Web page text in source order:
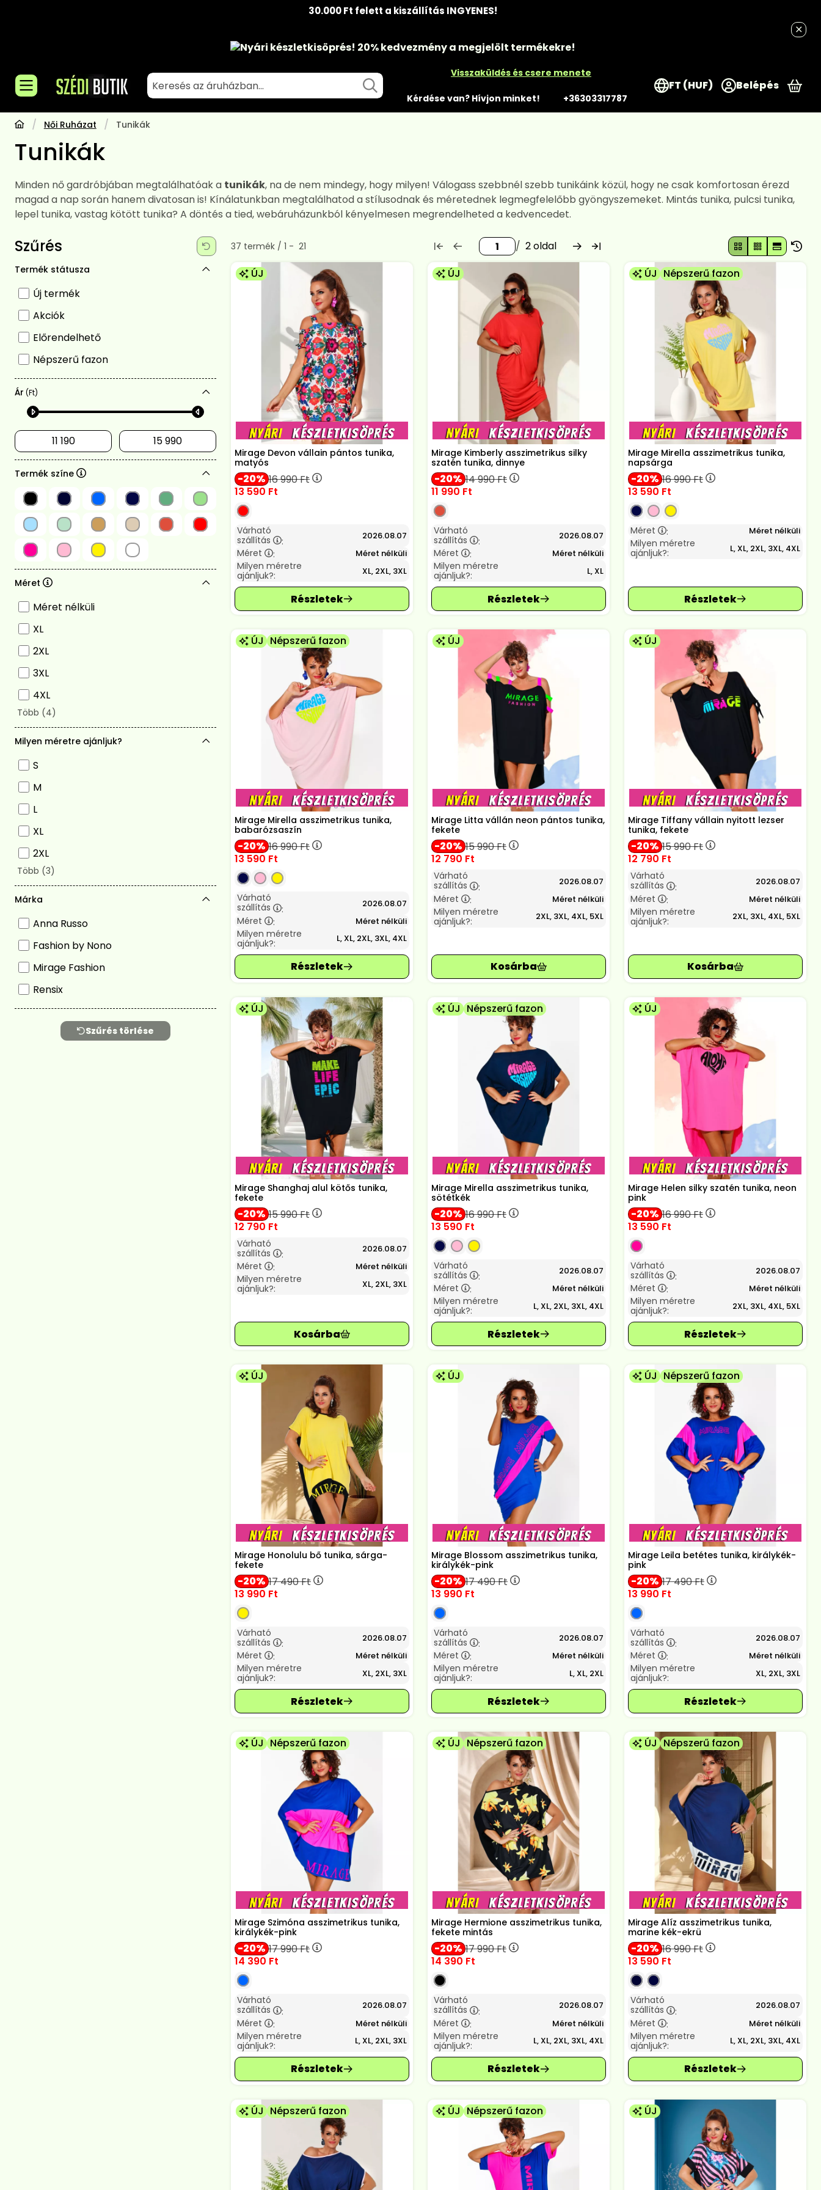
30.000 Ft felett a kiszállítás INGYENES!
Nyári készletkisöprés! 20% kedvezménya megjelölt termékekre!
Visszaküldés és csere menete
Kérdése van? Hívjon minket! +36303317787
FT (HUF) Belépés A
Női Ruházat Tunikák
Tunikák
Minden nő gardróbjában megtalálhatóak a tunikák, na de nem mindegy, hogy milyen! Válogass szebbnél szebb tunikáink közül, hogy ne csak komfortosan érezd
magad a nap során hanem divatosan is! Kínálatunkban megtalálhatod a stílusodnak és méretednek legmegfelelőbb gyöngyszemeket. Mintás tunika, pulcsi tunika,
lepel tunika, vastag kötött tunika? A döntés a tied, webáruházunkból kényelmesen megrendelheted a kedvencedet.
Szűrés
Termék státusza
Új termék
Akciók
Előrendelhető
Népszerű fazon
Ár (Ft)
Termék színe
Méret
Méret nélküli
XL
2XL
3XL
4XL
Milyen méretre ajánljuk?
S
M
L
XL
2XL
Márka
Anna Russo
Fashion by Nono
Mirage Fashion
Rensix
Szűrés törlése
Összes termék a kategóriában
37 termék 1 21
2
ÚJ
Mirage Devon vállain pántos tunika,
matyós
20 16 990Ft
13 590 Ft
Várható
szállítás
: 2026.08.07
Méret : Méret nélküli
Milyen méretre
ajánljuk?:
XL, 2XL, 3XL
ÚJ
Mirage Kimberly asszimetrikus silky
szatén tunika, dinnye
20 14 990Ft
11 990 Ft
Várható
szállítás
: 2026.08.07
Méret : Méret nélküli
Milyen méretre
ajánljuk?:
L, XL
ÚJ Népszerű fazon
Mirage Mirella asszimetrikus tunika,
napsárga
20 16 990Ft
13 590 Ft
Méret : Méret nélküli
Milyen méretre
ajánljuk?:
L, XL, 2XL, 3XL, 4XL
ÚJ Népszerű fazon
Mirage Mirella asszimetrikus tunika,
babarózsaszín
20 16 990Ft
13 590 Ft
Várható
szállítás
: 2026.08.07
Méret : Méret nélküli
Milyen méretre
ajánljuk?:
L, XL, 2XL, 3XL, 4XL
ÚJ
Mirage Litta vállán neon pántos tunika,
fekete
20 15 990Ft
12 790 Ft
Várható
szállítás
: 2026.08.07
Méret : Méret nélküli
Milyen méretre
ajánljuk?:
2XL, 3XL, 4XL, 5XL
ÚJ
Mirage Tiffany vállain nyitott lezser
tunika, fekete
20 15 990Ft
12 790 Ft
Várható
szállítás
: 2026.08.07
Méret : Méret nélküli
Milyen méretre
ajánljuk?:
2XL, 3XL, 4XL, 5XL
ÚJ
Mirage Shanghaj alul kötős tunika,
fekete
20 15 990Ft
12 790 Ft
Várható
szállítás
: 2026.08.07
Méret : Méret nélküli
Milyen méretre
ajánljuk?:
XL, 2XL, 3XL
ÚJ Népszerű fazon
Mirage Mirella asszimetrikus tunika,
sötétkék
20 16 990Ft
13 590 Ft
Várható
szállítás
: 2026.08.07
Méret : Méret nélküli
Milyen méretre
ajánljuk?:
L, XL, 2XL, 3XL, 4XL
ÚJ
Mirage Helen silky szatén tunika, neon
pink
20 16 990Ft
13 590 Ft
Várható
szállítás
: 2026.08.07
Méret : Méret nélküli
Milyen méretre
ajánljuk?:
2XL, 3XL, 4XL, 5XL
ÚJ
Mirage Honolulu bő tunika, sárga-
fekete
20 17 490Ft
13 990 Ft
Várható
szállítás
: 2026.08.07
Méret : Méret nélküli
Milyen méretre
ajánljuk?:
XL, 2XL, 3XL
ÚJ
Mirage Blossom asszimetrikus tunika,
királykék-pink
20 17 490Ft
13 990 Ft
Várható
szállítás
: 2026.08.07
Méret : Méret nélküli
Milyen méretre
ajánljuk?:
L, XL, 2XL
ÚJ Népszerű fazon
Mirage Leila betétes tunika, királykék-
pink
20 17 490Ft
13 990 Ft
Várható
szállítás
: 2026.08.07
Méret : Méret nélküli
Milyen méretre
ajánljuk?:
XL, 2XL, 3XL
ÚJ Népszerű fazon
Mirage Szimóna asszimetrikus tunika,
királykék-pink
20 17 990Ft
14 390 Ft
Várható
szállítás
: 2026.08.07
Méret : Méret nélküli
Milyen méretre
ajánljuk?:
L, XL, 2XL, 3XL
ÚJ Népszerű fazon
Mirage Hermione asszimetrikus tunika,
fekete mintás
20 17 990Ft
14 390 Ft
Várható
szállítás
: 2026.08.07
Méret : Méret nélküli
Milyen méretre
ajánljuk?:
L, XL, 2XL, 3XL, 4XL
ÚJ Népszerű fazon
Mirage Alíz asszimetrikus tunika,
marine kék-ekrü
20 16 990Ft
13 590 Ft
Várható
szállítás
: 2026.08.07
Méret : Méret nélküli
Milyen méretre
ajánljuk?:
L, XL, 2XL, 3XL, 4XL
ÚJ Népszerű fazon ÚJ Népszerű fazon ÚJ